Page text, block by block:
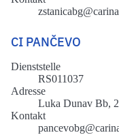
CI PANČEVO
Dienststelle
RS011037
Adresse
Luka Dunav Bb,
Kontakt